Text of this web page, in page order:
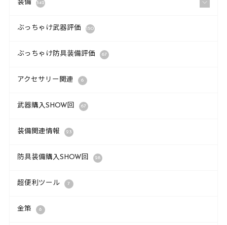
装備 342
ぶっちゃけ武器評価 150
ぶっちゃけ防具装備評価 67
アクセサリー関連 6
武器購入SHOW回 67
装備関連情報 23
防具装備購入SHOW回 28
超便利ツール 7
金策 8